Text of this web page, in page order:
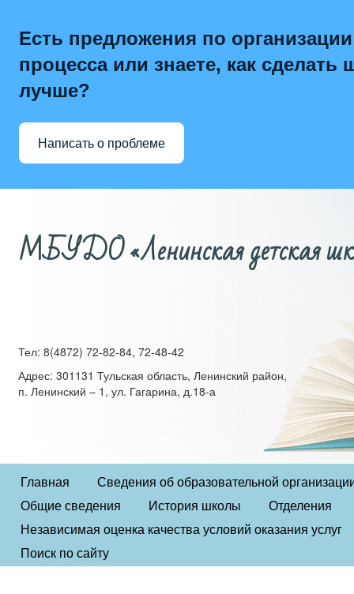
Есть предложения по
процесса или знаете, как сделать
лучше?
Написать о проблеме
МБУДО «Ленинская детская
Тел: 8(4872) 72-82-84, 72-48-42
Адрес: 301131 Тульская область, Ленинский район,
п. Ленинский – 1, ул. Гагарина, д.18-а
Главная
Сведения об образовательной
Общие сведения
История школы
Отделения
Независимая оценка качества условий оказания услуг
Поиск по сайту